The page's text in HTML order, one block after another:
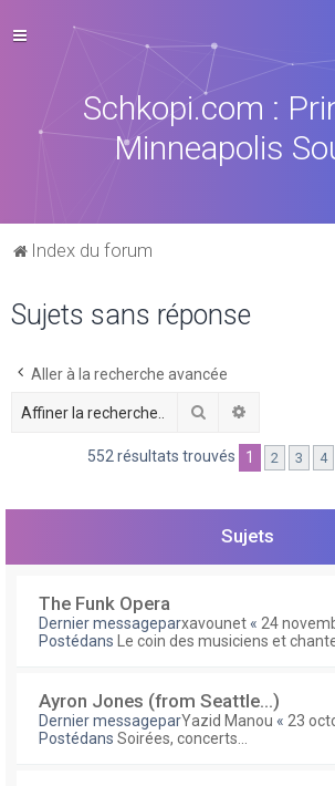
Schkopi.com :
Minneapolis
Index du forum
Sujets sans réponse
Aller à la recherche avancée
Rechercher
552 résultats trouvés 1 2 3 4
Sujets
The Funk Opera
Dernier messageparxavounet « 24
Postédans
Le coin des musiciens et
Ayron Jones (from Seattle...)
Dernier messageparYazid Manou « 23
Postédans Soirées, concerts...